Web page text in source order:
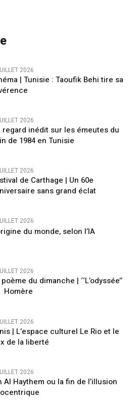
2026
| Tunisie : Taoufik Behi tire sa
2026
regard inédit sur les émeutes du
de 1984 en Tunisie
2026
de Carthage | Un 60e
sans grand éclat
2026
du monde, selon l’IA
2026
du dimanche | ‘‘L’odyssée’’
Homère
2026
| L’espace culturel Le Rio et le
de la liberté
2026
Al Haythem ou la fin de l’illusion